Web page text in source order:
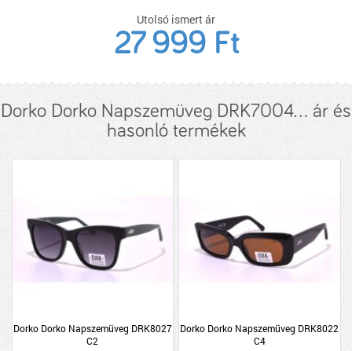
Utolsó ismert ár
27 999 Ft
Dorko Dorko Napszemüveg DRK7004... ár és
hasonló termékek
Dorko Dorko Napszemüveg DRK8027
C2
Dorko Dorko Napszemüveg DRK8022
C4